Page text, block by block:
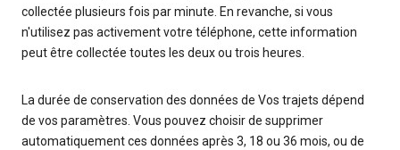
collectée plusieurs fois par minute. En revanche, si vous
n'utilisez pas activement votre téléphone, cette information
peut être collectée toutes les deux ou trois heures.
La durée de conservation des données de Vos trajets dépend
de vos paramètres. Vous pouvez choisir de supprimer
automatiquement ces données après 3, 18 ou 36 mois, ou de